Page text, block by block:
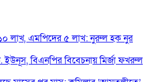
১০ লাখ, এমপিদের ৫ লাখ: নুরুল হক নুর
ড. ইউনূস, বিএনপির বিবেচনায় মির্জা ফখরুল